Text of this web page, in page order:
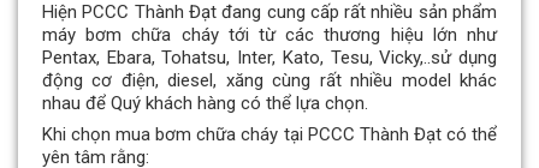
Hiện PCCC Thành Đạt đang cung cấp rất nhiều sản phẩm
máy bơm chữa cháy tới từ các thương hiệu lớn như
Pentax, Ebara, Tohatsu, Inter, Kato, Tesu, Vicky,..sử dụng
động cơ điện, diesel, xăng cùng rất nhiều model khác
nhau để Quý khách hàng có thể lựa chọn.
Khi chọn mua bơm chữa cháy tại PCCC Thành Đạt có thể
yên tâm rằng: